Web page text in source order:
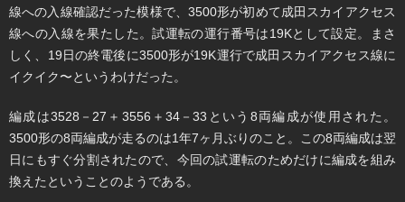
線への入線確認だった模様で、3500形が初めて成田スカイアクセス
線への入線を果たした。試運転の運行番号は19Kとして設定。まさ
しく、19日の終電後に3500形が19K運行で成田スカイアクセス線に
イクイク〜というわけだった。
編成は3528－27＋3556＋34－33という8両編成が使用された。
3500形の8両編成が走るのは1年7ヶ月ぶりのこと。この8両編成は翌
日にもすぐ分割されたので、今回の試運転のためだけに編成を組み
換えたということのようである。